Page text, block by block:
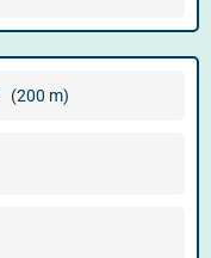
(200 m)